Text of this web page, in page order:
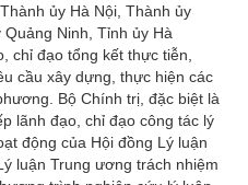
ủy Hà Nội, Thành ủy
Ninh, Tỉnh ủy Hà
chỉ đạo tổng kết thực tiễn,
cầu xây dựng, thực hiện các
Bộ Chính trị, đặc biệt là
lãnh đạo, chỉ đạo công tác lý
động của Hội đồng Lý luận
luận Trung ương trách nhiệm